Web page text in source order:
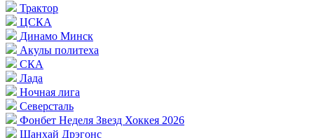
Трактор
ЦСКА
Динамо Минск
Акулы политеха
СКА
Лада
Ночная лига
Северсталь
Фонбет Неделя Звезд Хоккея 2026
Шанхай Дрэгонс